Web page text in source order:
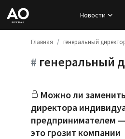
Новости
Новости
Статьи
Главная генеральный
# генеральный
Можно ли
директора
предпринимателем
это грозит компании